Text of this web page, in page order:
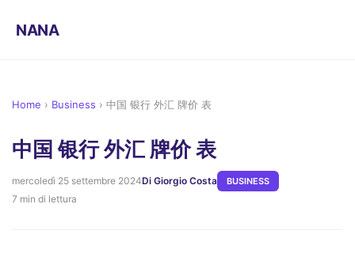
NANA
Home › Business › 中国 银行 外汇 牌价 表
中国 银行 外汇 牌价 表
mercoledì 25 settembre 2024Di Giorgio Costa BUSINESS
7 min di lettura